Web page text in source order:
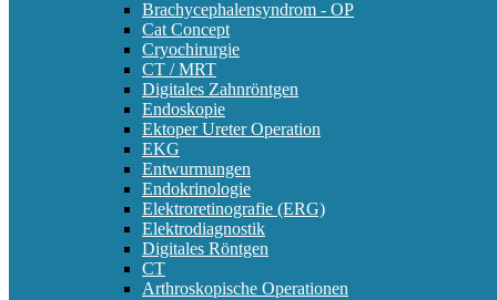
Brachycephalensyndrom - OP
Cat Concept
Cryochirurgie
CT / MRT
Digitales Zahnröntgen
Endoskopie
Ektoper Ureter Operation
EKG
Entwurmungen
Endokrinologie
Elektroretinografie (ERG)
Elektrodiagnostik
Digitales Röntgen
CT
Arthroskopische Operationen